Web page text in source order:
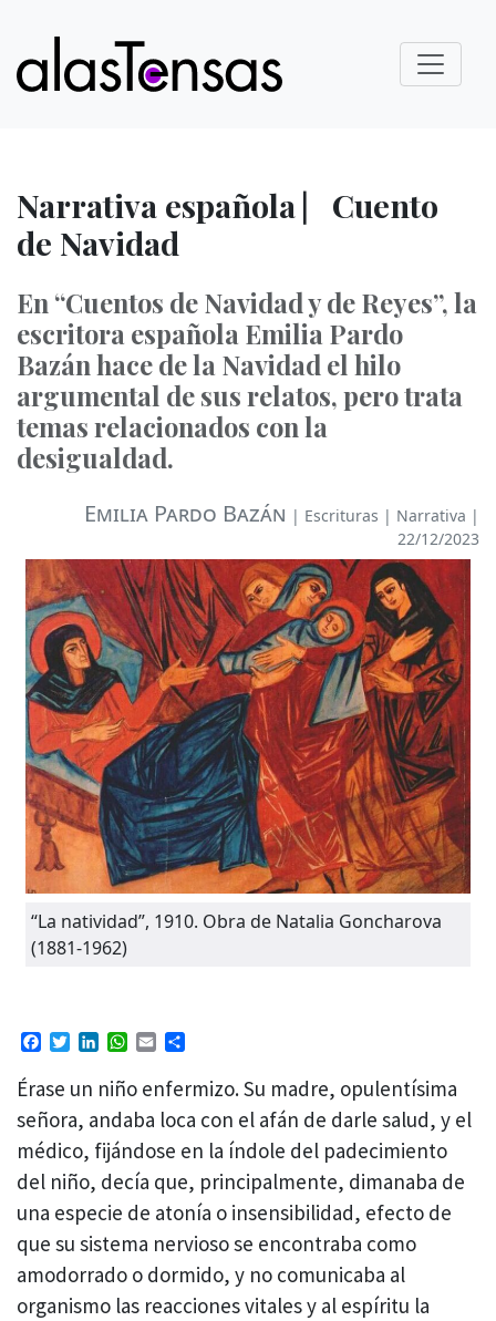
Narrativa española ⎸Cuento
de Navidad
En “Cuentos de Navidad y de Reyes”, la
escritora española Emilia Pardo
Bazán hace de la Navidad el hilo
argumental de sus relatos, pero trata
temas relacionados con la
desigualdad.
Emilia Pardo Bazán | Escrituras | Narrativa |
22/12/2023
“La natividad”, 1910. Obra de Natalia Goncharova
(1881-1962)
Facebook
TwitterLinkedIn
WhatsApp
Email
Érase un niño enfermizo. Su madre, opulentísima
señora, andaba loca con el afán de darle salud, y el
médico, fijándose en la índole del padecimiento
del niño, decía que, principalmente, dimanaba de
una especie de atonía o insensibilidad, efecto de
que su sistema nervioso se encontraba como
amodorrado o dormido, y no comunicaba al
organismo las reacciones vitales y al espíritu la